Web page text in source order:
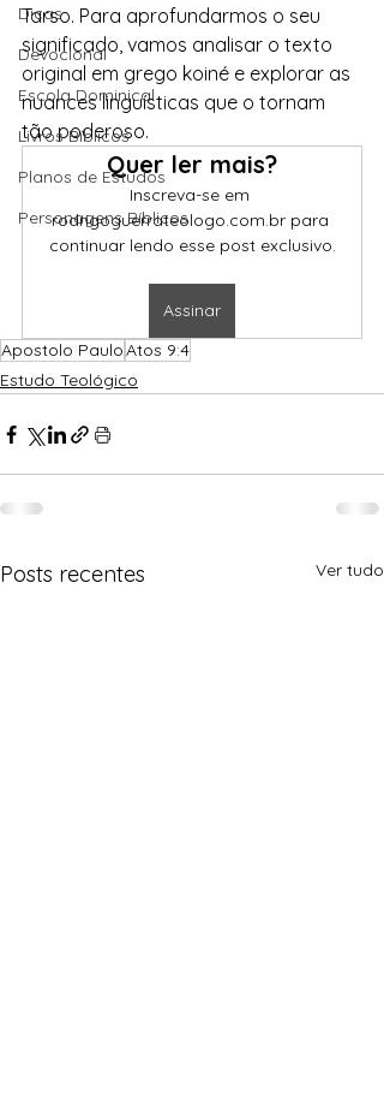
Dicas
Devocional
Escola Dominical
Livros Bíblicos
Planos de Estudos
Personagens Bíblicos
Tarso. Para aprofundarmos o seu
significado, vamos analisar o texto
original em grego koiné e explorar as
nuances linguísticas que o tornam
tão poderoso.
Quer ler mais?
Inscreva-se em
rodrigoguerrateologo.com.br para
continuar lendo esse post exclusivo.
Assinar
Apostolo PauloAtos 9:4
Estudo Teológico
Posts recentes Ver tudo